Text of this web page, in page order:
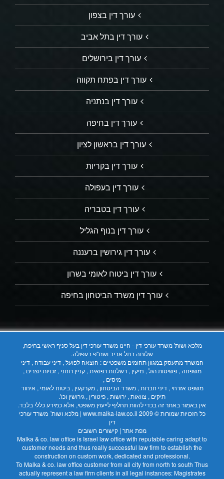
עורך דין בצפון
עורך דין בתל אביב
עורך דין בירושלים
עורך דין בפתח תקווה
עורך דין בנתניה
עורך דין בחיפה
עורך דין בראשון לציון
עורך דין בקריות
עורך דין בעפולה
עורך דין בטבריה
עורך דין בנוף הגליל
עורך דין גירושין ברעננה
עורך דין ביטוח לאומי בשרון
עורך דין משרד הביטחון בחיפה
מלכא ושות' משרד עורכי דין - היינו משרד עורכי דין בעל סניף ראשי בחיפה,
שלוחה בתל אביב ושת"פ בעפולה.
המשרד מתעסק במגוון תחומים משפטיים : הוצאה לפועל , דיני עבודה , דיני
משפחה , פשיטות רגל , נזיקין , רשלנות רפואית , קניין רוחני , זכויות יוצרים ,
מיסים ,
משפט אזרחי , דיני חברות , משרד הביטחון , מקרקעין , ביטוח לאומי , איחוד
תיקים , צוואות , ירושות , פיטורין , גירושין וכו'.
אין באמור באתר זה בכדי להוות תחליף לייעוץ משפטי, אלא כמידע כללי בלבד.
כל הזכויות שמורות © 2009
www.malka-law.co.il | מלכא ושות´ משרד עורכי
דין
מפת אתר |קישורים חשובים
Malka & co. law office is Israel law office with reputable caring adapt to
customer needs and thus really successful law firm to establish the
construction on custom work, dedicated and professional.
To Malka & co. law office customer from all city from north to south Thus
actually represent a law firm clients in all legal instances: Magistrates